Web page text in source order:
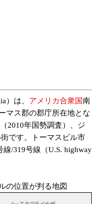
）は、 アメリカ合衆国南
マス郡の郡庁所在地とな
2010年国勢調査）、ジ
です。トーマスビル市
/319号線（U.S. highway
の位置が判る地図